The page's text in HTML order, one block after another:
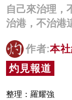
影片
名家榜
灼見活動
自己來治理，
治港，不治港
作者:本
灼見報道
整理：羅耀強